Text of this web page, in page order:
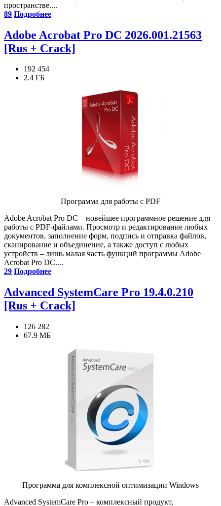
пространстве....
89 Подробнее
Adobe Acrobat Pro DC 2026.001.21563
[Rus + Crack]
192 454
2.4 ГБ
Программа для работы с PDF
Adobe Acrobat Pro DC – новейшее программное решение для
работы с PDF-файлами. Просмотр и редактирование любых
документов, заполнение форм, подпись и отправка файлов,
сканирование и объединение, а также доступ с любых
устройств – лишь малая часть функций программы Adobe
Acrobat Pro DC....
29 Подробнее
Advanced SystemCare Pro 19.4.0.210
[Rus + Crack]
126 282
67.9 МБ
Программа для комплексной оптимизации Windows
Advanced SystemCare Pro – комплексный продукт,